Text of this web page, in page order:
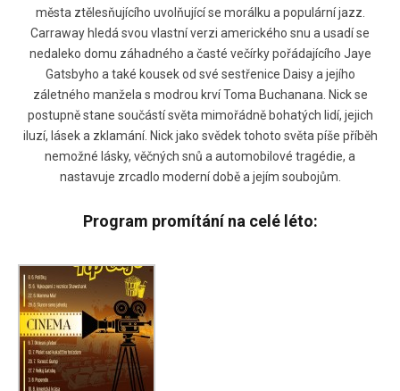
města ztělesňujícího uvolňující se morálku a populární jazz.
Carraway hledá svou vlastní verzi amerického snu a usadí se
nedaleko domu záhadného a časté večírky pořádajícího Jaye
Gatsbyho a také kousek od své sestřenice Daisy a jejího
záletného manžela s modrou krví Toma Buchanana. Nick se
postupně stane součástí světa mimořádně bohatých lidí, jejich
iluzí, lásek a zklamání. Nick jako svědek tohoto světa píše příběh
nemožné lásky, věčných snů a automobilové tragédie, a
nastavuje zrcadlo moderní době a jejím soubojům.
Program promítání na celé léto: